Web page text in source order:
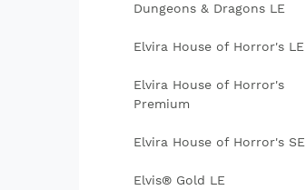
Dungeons & Dragons LE
Elvira House of Horror's LE
Elvira House of Horror's
Premium
Elvira House of Horror's SE
Elvis® Gold LE